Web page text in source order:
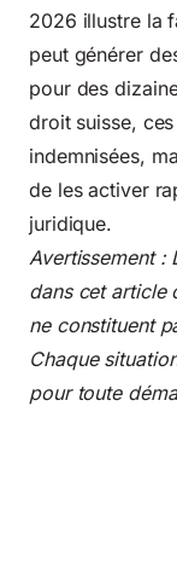
2026 illustre la
peut générer
pour des
droit suisse,
indemnisées,
de les activer
juridique.
Avertissement :
dans cet article
ne constituent
Chaque
pour toute